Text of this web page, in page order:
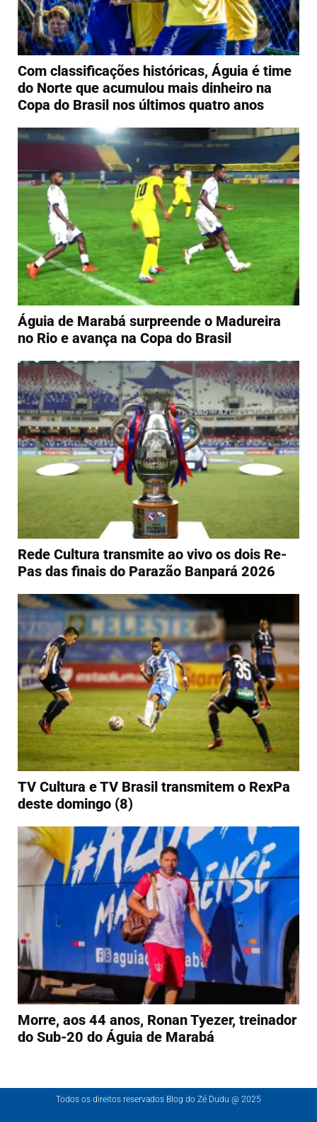
Com classificações históricas, Águia é time
do Norte que acumulou mais dinheiro na
Copa do Brasil nos últimos quatro anos
Águia de Marabá surpreende o Madureira
no Rio e avança na Copa do Brasil
Rede Cultura transmite ao vivo os dois Re-
Pas das finais do Parazão Banpará 2026
TV Cultura e TV Brasil transmitem o RexPa
deste domingo (8)
Morre, aos 44 anos, Ronan Tyezer, treinador
do Sub-20 do Águia de Marabá
Todos os direitos reservados Blog do Zé Dudu @ 2025